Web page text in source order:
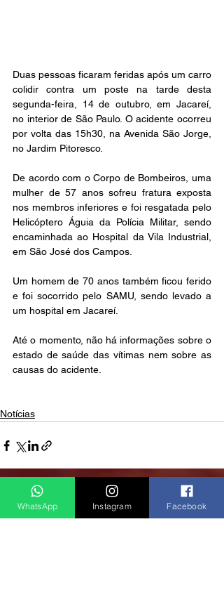
Duas pessoas ficaram feridas após um carro
colidir contra um poste na tarde desta
segunda-feira, 14 de outubro, em Jacareí,
no interior de São Paulo. O acidente ocorreu
por volta das 15h30, na Avenida São Jorge,
no Jardim Pitoresco.
De acordo com o Corpo de Bombeiros, uma
mulher de 57 anos sofreu fratura exposta
nos membros inferiores e foi resgatada pelo
Helicóptero Águia da Polícia Militar, sendo
encaminhada ao Hospital da Vila Industrial,
em São José dos Campos.
Um homem de 70 anos também ficou ferido
e foi socorrido pelo SAMU, sendo levado a
um hospital em Jacareí.
Até o momento, não há informações sobre o
estado de saúde das vítimas nem sobre as
causas do acidente.
Notícias
Posts recentes Ver tudo
WhatsApp Instagram Facebook